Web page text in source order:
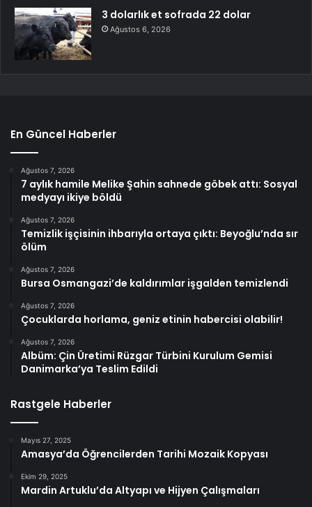
3 dolarlık et sofrada 22 dolar
Ağustos 6, 2026
En Güncel Haberler
Ağustos 7, 2026
7 aylık hamile Melike Şahin sahnede göbek attı: Sosyal
medyayı ikiye böldü
Ağustos 7, 2026
Temizlik işçisinin ihbarıyla ortaya çıktı: Beyoğlu’nda sır
ölüm
Ağustos 7, 2026
Bursa Osmangazi’de kaldırımlar işgalden temizlendi
Ağustos 7, 2026
Çocuklarda horlama, geniz etinin habercisi olabilir!
Ağustos 7, 2026
Albüm: Çin Üretimi Rüzgar Türbini Kurulum Gemisi
Danimarka’ya Teslim Edildi
Rastgele Haberler
Mayıs 27, 2025
Amasya’da Öğrencilerden Tarihi Mozaik Kopyası
Ekim 29, 2025
Mardin Artuklu’da Altyapı ve Hijyen Çalışmaları